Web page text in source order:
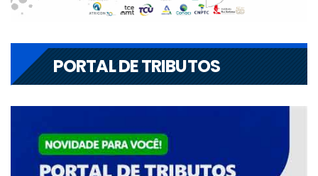
PORTAL DE TRIBUTOS